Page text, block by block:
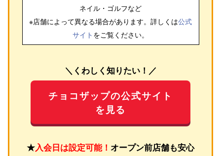
ネイル・ゴルフなど
※店舗によって異なる場合があります。詳しくは公式
サイト をご覧ください。
＼くわしく知りたい！／
チョコザップの公式サイト
を見る
★入会日は設定可能！ オープン前店舗も安心